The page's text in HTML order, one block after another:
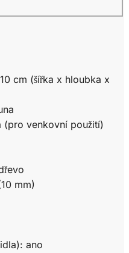
cm (šířka x hloubka x
(pro venkovní použití)
mm)
ano